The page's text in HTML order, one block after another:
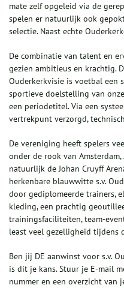
mate zelf opgeleid via de
spelen er natuurlijk ook
selectie. Naast echte
De combinatie van talent en
gezien ambitieus en krachtig.
Ouderkerkvisie is voetbal een
sportieve doelstelling van
een periodetitel. Via een
vertrekpunt verzorgd,
De vereniging heeft spelers
onder de rook van Amsterdam,
natuurlijk de Johan Cruyff
herkenbare blauwwitte s.v.
door gediplomeerde trainers,
kleding, een prachtig
trainingsfaciliteiten, team-
least veel gezelligheid tijdens
Ben jij DE aanwinst voor s.v.
is dit je kans. Stuur je E-mail
nummer en een overzicht van